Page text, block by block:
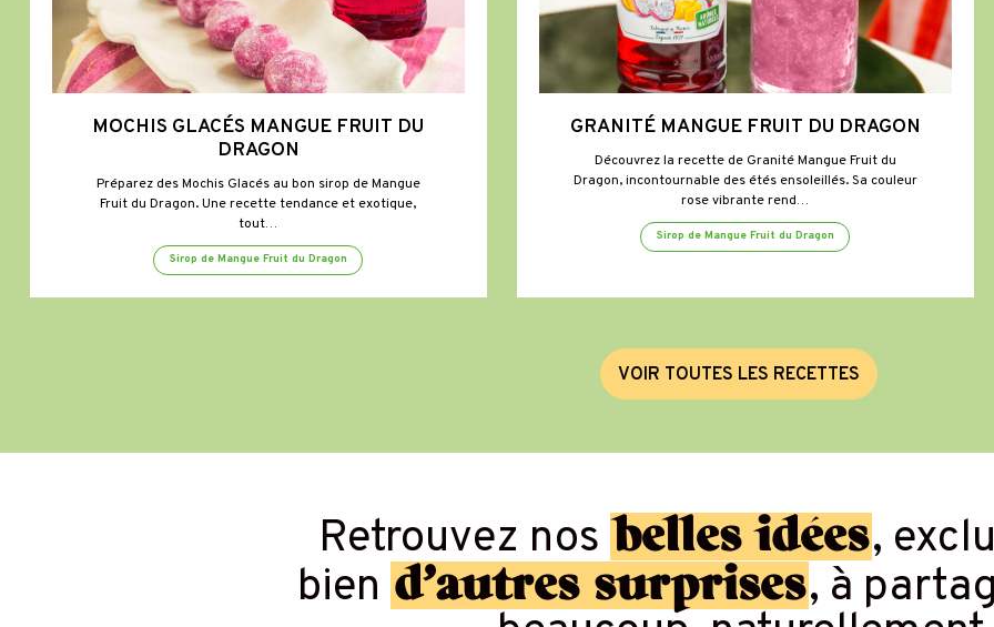
MOCHIS GLACÉS MANGUE FRUIT DU
DRAGON
Préparez des Mochis Glacés au bon sirop de Mangue
Fruit du Dragon. Une recette tendance et exotique,
tout…
Sirop de Mangue Fruit du Dragon
GRANITÉ MANGUE FRUIT DU DRAGON
Découvrez la recette de Granité Mangue Fruit du
Dragon, incontournable des étés ensoleillés. Sa couleur
rose vibrante rend…
Sirop de Mangue Fruit du Dragon
VOIR TOUTES LES RECETTES
Retrouvez nos belles idées,
bien d’autres surprises, à